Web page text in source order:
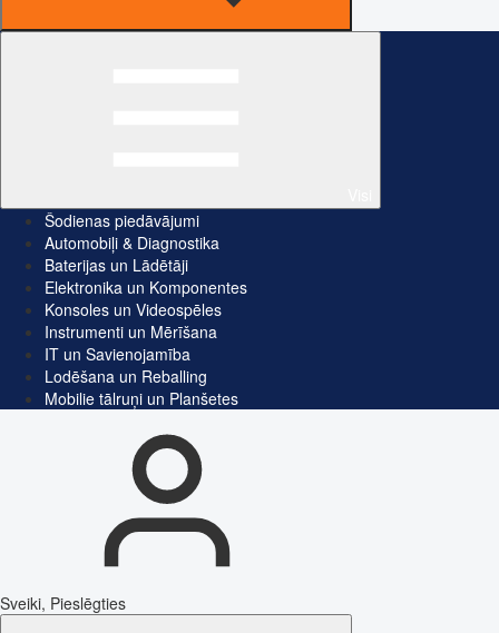
Šodienas piedāvājumi
Automobiļi & Diagnostika
Baterijas un Lādētāji
Elektronika un Komponentes
Konsoles un Videospēles
Instrumenti un Mērīšana
IT un Savienojamība
Lodēšana un Reballing
Mobilie tālruņi un Planšetes
Sveiki, Pieslēgties